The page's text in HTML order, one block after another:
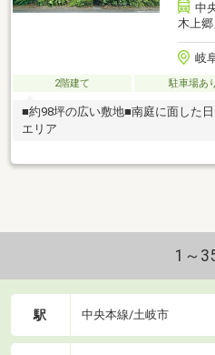
中
木上
岐
2階建て 駐車場あ
■約98坪の広い敷地■南庭に面した
エリア
1～
駅 中央本線/土岐市